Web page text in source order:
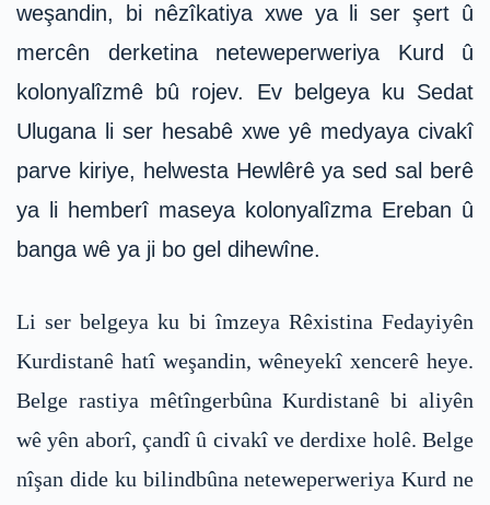
weşandin, bi nêzîkatiya xwe ya li ser şert û
mercên derketina neteweperweriya Kurd û
kolonyalîzmê bû rojev. Ev belgeya ku Sedat
Ulugana li ser hesabê xwe yê medyaya civakî
parve kiriye, helwesta Hewlêrê ya sed sal berê
ya li hemberî maseya kolonyalîzma Ereban û
banga wê ya ji bo gel dihewîne.
Li ser belgeya ku bi îmzeya Rêxistina Fedayiyên
Kurdistanê hatî weşandin, wêneyekî xencerê heye.
Belge rastiya mêtîngerbûna Kurdistanê bi aliyên
wê yên aborî, çandî û civakî ve derdixe holê. Belge
nîşan dide ku bilindbûna neteweperweriya Kurd ne